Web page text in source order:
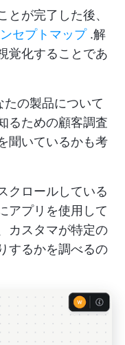
が完了した後、
セプトマップ.解
覚化することであ
の製品について
るための顧客調査
聞いているかも考
クロールしている
アプリを使用して
カスタマが特定の
するかを調べるの